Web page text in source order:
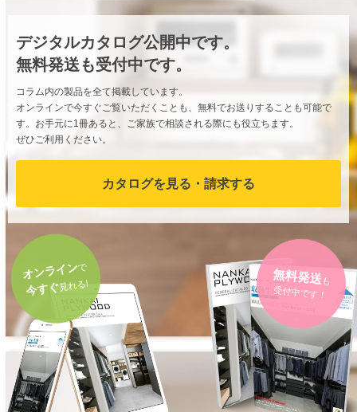
デジタルカタログ公開中です。
無料発送も受付中です。
コラム内の製品を全て掲載しています。
オンラインで今すぐご覧いただくことも、無料でお送りすることも可能で
す。お手元に1冊あると、ご家族で相談される際にも役立ちます。
ぜひご利用ください。
カタログを見る・請求する
オンラインで
今すぐ見れる! 無料発送 も
受付中です！